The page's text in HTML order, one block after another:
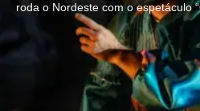
roda o Nordeste com o espetáculo